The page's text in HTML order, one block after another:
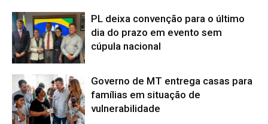
PL deixa convenção para o último
dia do prazo em evento sem
cúpula nacional
Governo de MT entrega casas para
famílias em situação de
vulnerabilidade